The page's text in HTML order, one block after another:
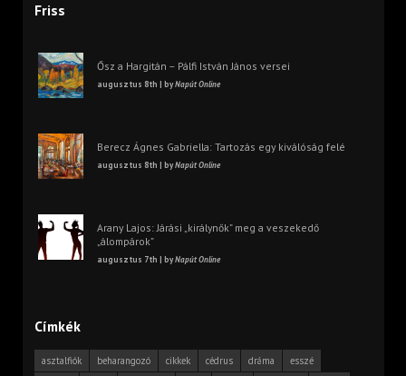
Friss
Ősz a Hargitán – Pálfi István János versei
augusztus 8th | byNapút Online
Berecz Ágnes Gabriella: Tartozás egy kiválóság felé
augusztus 8th | byNapút Online
Arany Lajos: Járási „királynők” meg a veszekedő
„álompárok”
augusztus 7th | byNapút Online
Címkék
asztalfiók beharangozó cikkek cédrus dráma
esszé